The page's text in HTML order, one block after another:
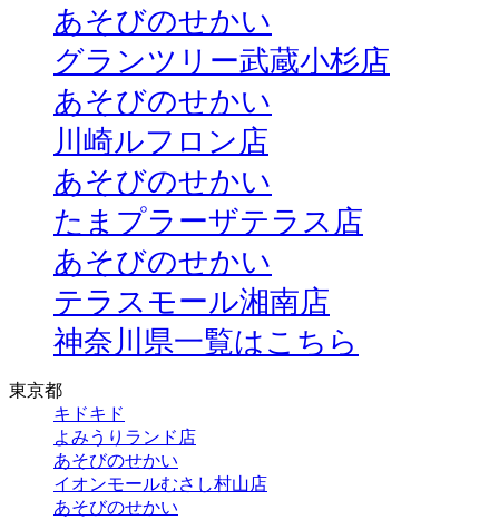
あそびのせかい
グランツリー武蔵小杉店
あそびのせかい
川崎ルフロン店
あそびのせかい
たまプラーザテラス店
あそびのせかい
テラスモール湘南店
神奈川県一覧はこちら
東京都
キドキド
よみうりランド店
あそびのせかい
イオンモールむさし村山店
あそびのせかい